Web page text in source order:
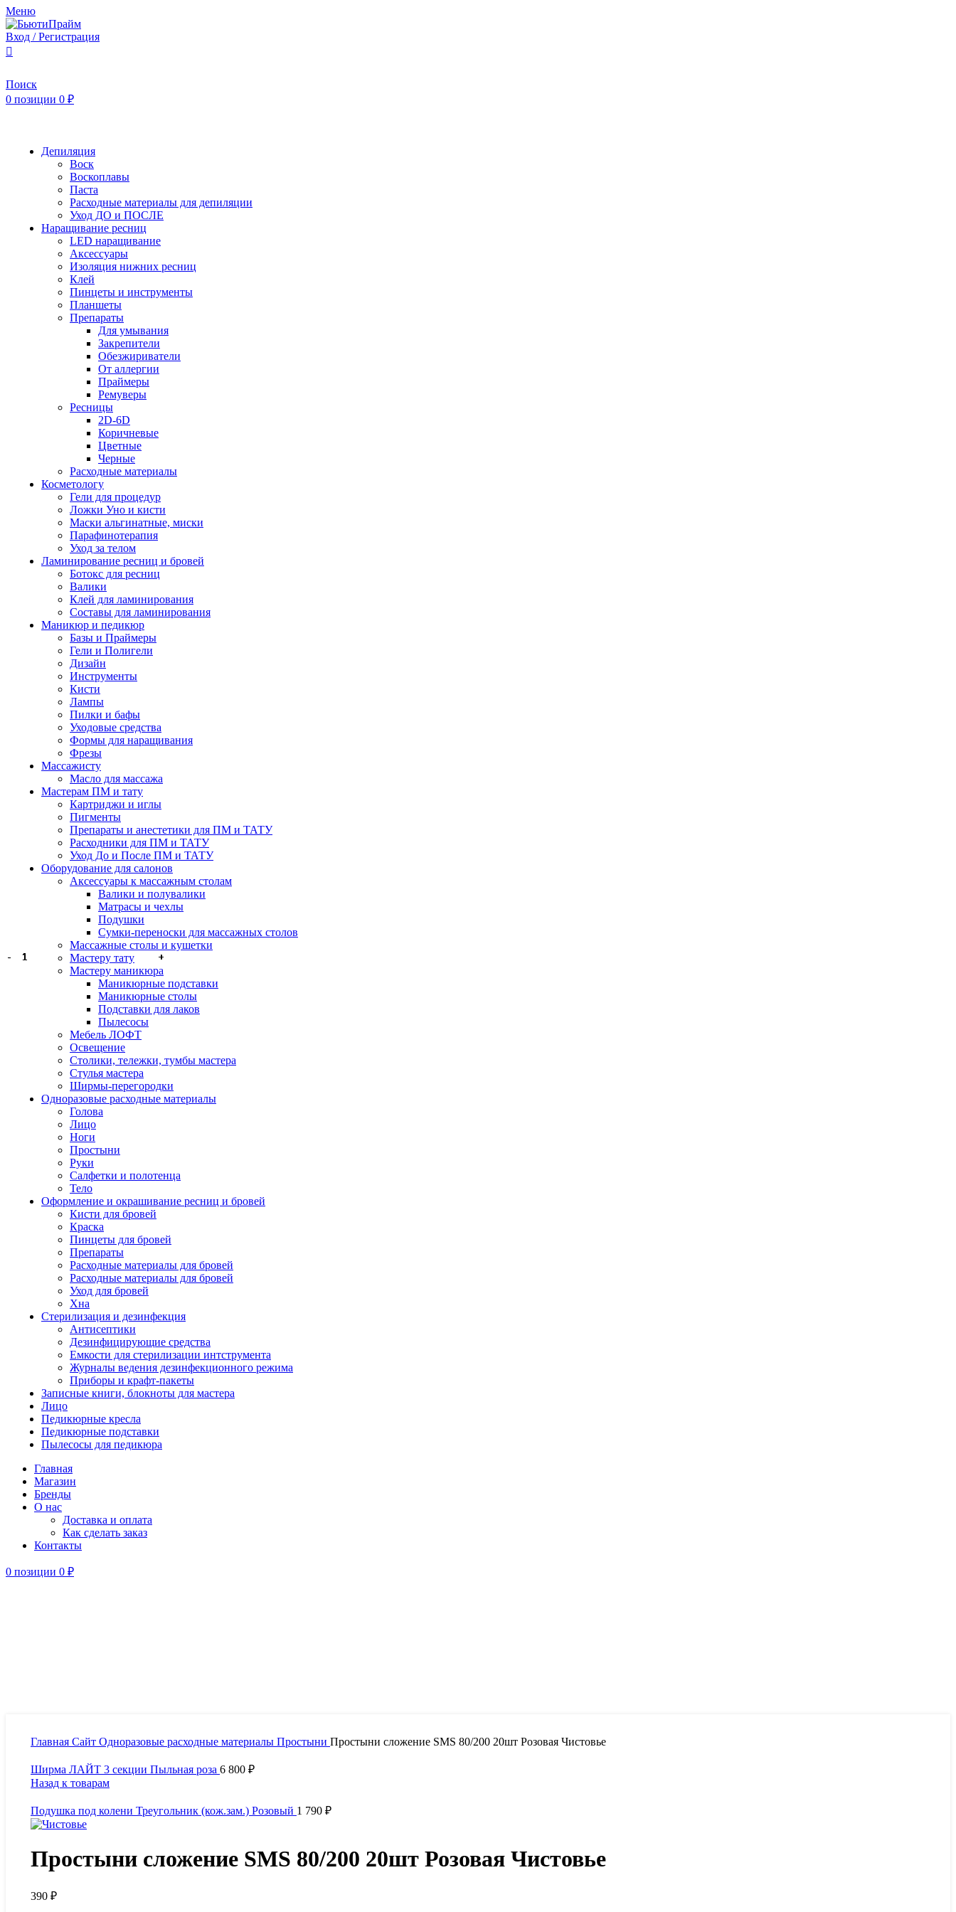
Меню
Вход / Регистрация
Поиск
0 позиции 0 ₽
Депиляция
Воск
Воскоплавы
Паста
Расходные материалы для депиляции
Уход ДО и ПОСЛЕ
Наращивание ресниц
LED наращивание
Аксессуары
Изоляция нижних ресниц
Клей
Пинцеты и инструменты
Планшеты
Препараты
Для умывания
Закрепители
Обезжириватели
От аллергии
Праймеры
Ремуверы
Ресницы
2D-6D
Коричневые
Цветные
Черные
Расходные материалы
Косметологу
Гели для процедур
Ложки Уно и кисти
Маски альгинатные, миски
Парафинотерапия
Уход за телом
Ламинирование ресниц и бровей
Ботокс для ресниц
Валики
Клей для ламинирования
Составы для ламинирования
Маникюр и педикюр
Базы и Праймеры
Гели и Полигели
Дизайн
Инструменты
Кисти
Лампы
Пилки и бафы
Уходовые средства
Формы для наращивания
Фрезы
Массажисту
Масло для массажа
Мастерам ПМ и тату
Картриджи и иглы
Пигменты
Препараты и анестетики для ПМ и ТАТУ
Расходники для ПМ и ТАТУ
Уход До и После ПМ и ТАТУ
Оборудование для салонов
Аксессуары к массажным столам
Валики и полувалики
Матрасы и чехлы
Подушки
Сумки-переноски для массажных столов
Массажные столы и кушетки
Мастеру тату
Мастеру маникюра
Маникюрные подставки
Маникюрные столы
Подставки для лаков
Пылесосы
Мебель ЛОФТ
Освещение
Столики, тележки, тумбы мастера
Стулья мастера
Ширмы-перегородки
Одноразовые расходные материалы
Голова
Лицо
Ноги
Простыни
Руки
Салфетки и полотенца
Тело
Оформление и окрашивание ресниц и бровей
Кисти для бровей
Краска
Пинцеты для бровей
Препараты
Расходные материалы для бровей
Расходные материалы для бровей
Уход для бровей
Хна
Стерилизация и дезинфекция
Антисептики
Дезинфицирующие средства
Емкости для стерилизации интструмента
Журналы ведения дезинфекционного режима
Приборы и крафт-пакеты
Записные книги, блокноты для мастера
Лицо
Педикюрные кресла
Педикюрные подставки
Пылесосы для педикюра
Главная
Магазин
Бренды
О нас
Доставка и оплата
Как сделать заказ
Контакты
0 позиции 0 ₽
Главная Сайт Одноразовые расходные материалы Простыни Простыни сложение SMS 80/200 20шт Розовая Чистовье
Ширма ЛАЙТ 3 секции Пыльная роза 6 800 ₽
Назад к товарам
Подушка под колени Треугольник (кож.зам.) Розовый 1 790 ₽
Простыни сложение SMS 80/200 20шт Розовая Чистовье
390 ₽